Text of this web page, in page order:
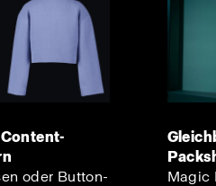
oder Button-
Magic